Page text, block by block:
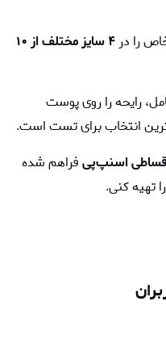
را در
۴ سایز مختلف از ۱۰
رایحه را روی پوست
انتخاب برای تست است.
اسنپ‌پیفراهم شده
تهیه کنی.